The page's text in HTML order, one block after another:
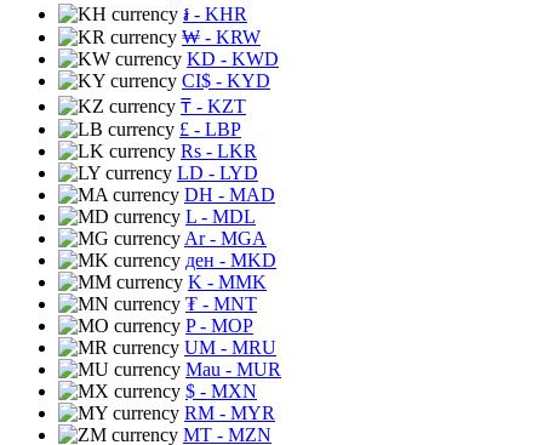
៛ - KHR
₩ - KRW
KD - KWD
CI$ - KYD
₸ - KZT
£ - LBP
Rs - LKR
LD - LYD
DH - MAD
L - MDL
Ar- MGA
ден - MKD
K - MMK
₮ - MNT
P- MOP
UM - MRU
Mau - MUR
$ - MXN
RM - MYR
MT - MZN